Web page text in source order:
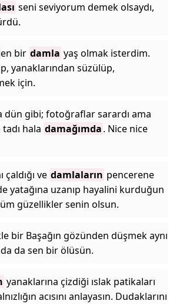
seni seviyorum demek olsaydı,
bir damla yaş olmak isterdim.
yanaklarından süzülüp,
için.
dün gibi; fotoğraflar sarardı ama
hala damağımda. Nice nice
çaldığı ve damlaların pencerene
yatağına uzanıp hayalini kurduğun
güzellikler senin olsun.
bir Başağın gözünden düşmek aynı
da sen bir ölüsün.
yanaklarına çizdiği ıslak patikaları
acısını anlayasın. Dudaklarını